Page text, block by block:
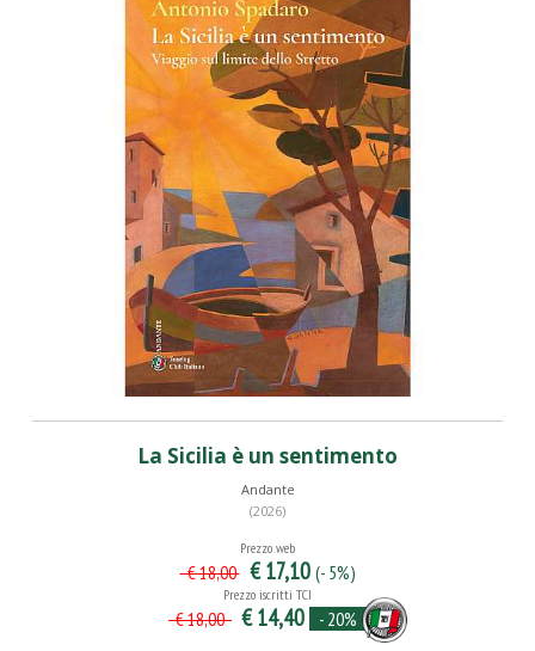
La Sicilia è un sentimento
Andante
(2026)
Prezzo web
€ 18,00 € 17,10 (- 5%)
Prezzo iscritti TCI
€ 18,00 € 14,40 - 20%